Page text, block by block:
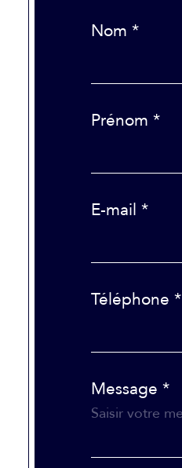
Nom *
Prénom *
E-mail *
Téléphone *
Message *